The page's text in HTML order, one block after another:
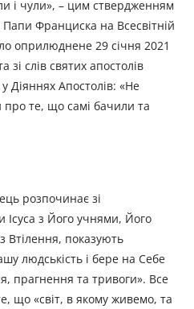
і чули», – цим ствердженням
Франциска на Всесвітній
оприлюднене 29 січня 2021
слів святих апостолів
Діяннях Апостолів: «Не
те, що самі бачили та
розпочинає зі
з Його учнями, Його
Втілення, показують
людськість і бере на Себе
прагнення та тривоги». Все
що «світ, в якому живемо, та